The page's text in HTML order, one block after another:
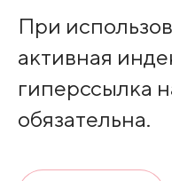
При
активная
гиперссылка
обязательна.